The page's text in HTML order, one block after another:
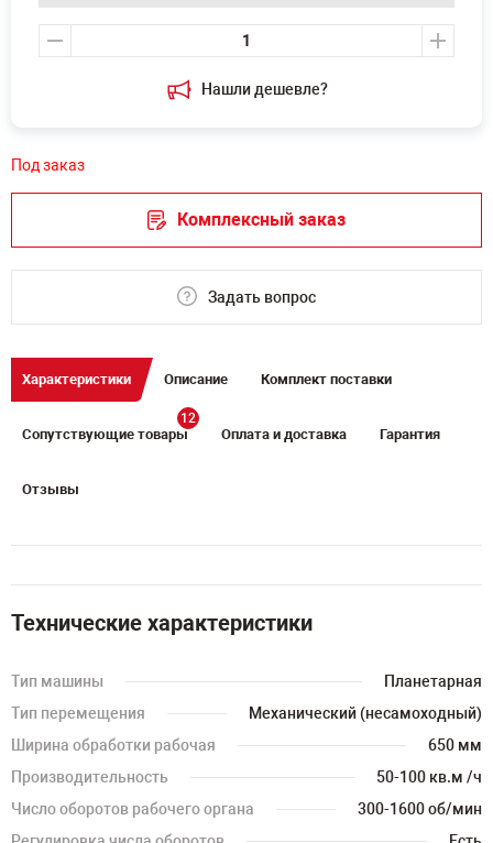
Нашли дешевле?
Под заказ
Комплексный заказ
Задать вопрос
Характеристики Описание Комплект поставки
Сопутствующие товары
12
Оплата и доставка Гарантия
Отзывы
Технические характеристики
Тип машины
Планетарная
Тип перемещения
Механический (несамоходный)
Ширина обработки рабочая
650 мм
Производительность
50-100 кв.м /ч
Число оборотов рабочего органа
300-1600 об/мин